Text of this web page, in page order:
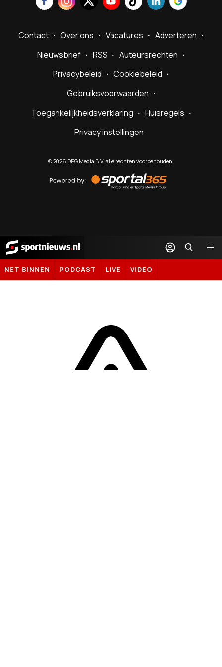
Contact Over ons Vacatures
Adverteren
Nieuwsbrief
RSS
Auteursrechten
Privacybeleid
Cookiebeleid
Gebruiksvoorwaarden
Toegankelijkheidsverklaring
Huisregels
Privacy instellingen
©2026 DPG Media B.V. alle rechten voorbehouden.
by
Sportal365
Sportnieuws.nl
NET BINNEN PODCAST LIVE VIDEO